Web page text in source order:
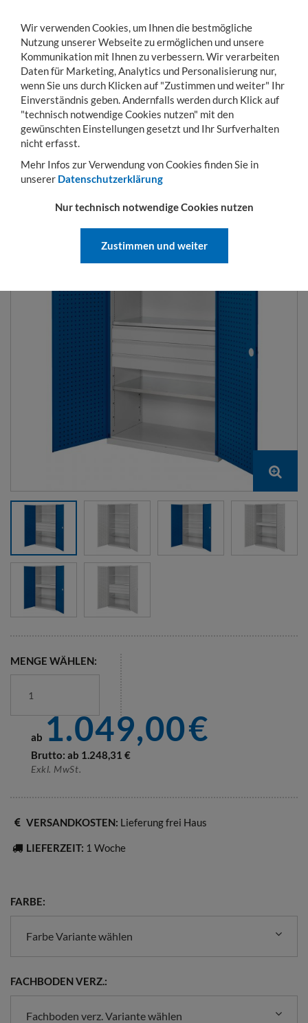
Toggle
navigation
MENÜ KONTO WARENKORB
Sie sind hier: Betriebseinrichtung Schränke
GROSSVOLUMENSCHRANK
MENGE WÄHLEN:
ab 1.049,00€
Brutto: ab 1.248,31 €
Exkl. MwSt.
VERSANDKOSTEN: Lieferung frei Haus
LIEFERZEIT: 1 Woche
FARBE:
Farbe Variante wählen
FACHBODEN VERZ.:
Fachboden verz. Variante wählen
Wir verwenden Cookies, um Ihnen die bestmögliche
Nutzung unserer Webseite zu ermöglichen und unsere
Kommunikation mit Ihnen zu verbessern. Wir verarbeiten
Daten für Marketing, Analytics und Personalisierung nur,
wenn Sie uns durch Klicken auf "Zustimmen und weiter" Ihr
Einverständnis geben. Andernfalls werden durch Klick auf
"technisch notwendige Cookies nutzen" mit den
gewünschten Einstellungen gesetzt und Ihr Surfverhalten
nicht erfasst.
Mehr Infos zur Verwendung von Cookies finden Sie in
unserer Datenschutzerklärung
Nur technisch notwendige Cookies nutzen
Zustimmen und weiter